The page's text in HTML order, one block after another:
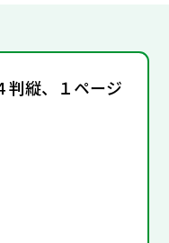
判縦、１ページ